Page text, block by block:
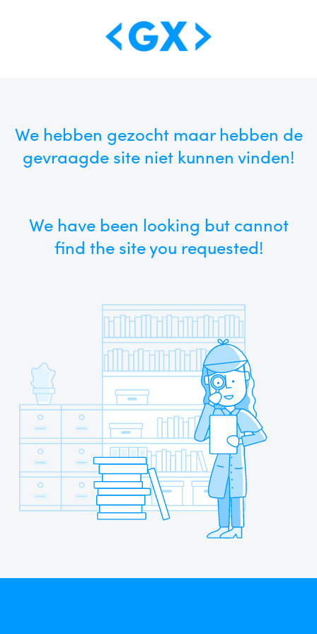
We hebben gezocht maar hebben de
gevraagde site niet kunnen vinden!
We have been looking but cannot
find the site you requested!